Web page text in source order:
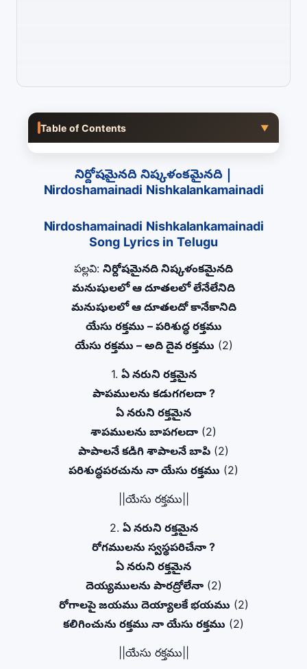
Table of Contents ▼
నిర్దోషమైనది నిష్కళంకమైనది |
Nirdoshamainadi Nishkalankamainadi
Nirdoshamainadi Nishkalankamainadi
Song Lyrics in Telugu
పల్లవి: నిర్దోషమైనది నిష్కళంకమైనది
మనుషులలో ఆ దూతలలో లేనేలేనిది
మనుషులలో ఆ దూతలదో కానేకానిది
యేసు రక్తము – పరిశుద్ధ రక్తము
యేసు రక్తము – అది దైవ రక్తము (2)
1. ఏ నరుని రక్తమైన
పాపములను కడుగగలదా ?
ఏ నరుని రక్తమైన
శాపములను బాపగలదా (2)
పాపాలనే కడిగి శాపాలనే బాపి (2)
పరిశుద్ధపరచును నా యేసు రక్తము (2)
||యేసు రక్తము||
2. ఏ నరుని రక్తమైన
రోగములను స్వస్థపరిచేనా ?
ఏ నరుని రక్తమైన
దెయ్యములను పారద్రోలేనా(2)
రోగాలపై జయము దెయ్యాలకే భయము (2)
కలిగించును రక్తము నా యేసు రక్తము (2)
||యేసు రక్తము||